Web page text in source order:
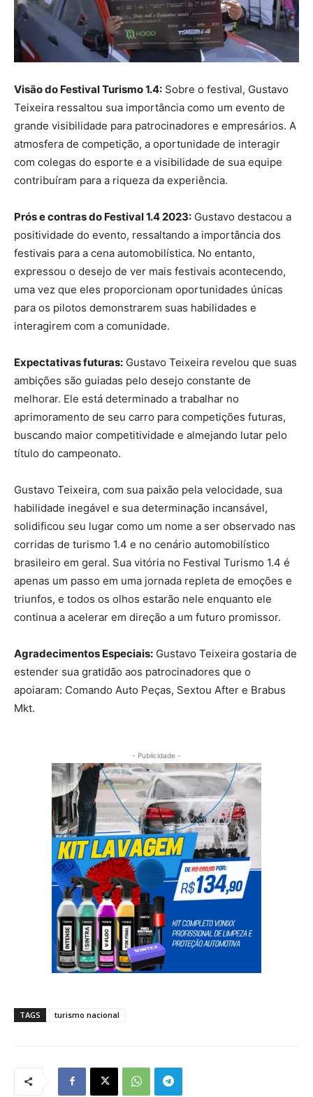
Visão do Festival Turismo 1.4: Sobre o festival, Gustavo
Teixeira ressaltou sua importância como um evento de
grande visibilidade para patrocinadores e empresários. A
atmosfera de competição, a oportunidade de interagir
com colegas do esporte e a visibilidade de sua equipe
contribuíram para a riqueza da experiência.
Prós e contras do Festival 1.4 2023: Gustavo destacou a
positividade do evento, ressaltando a importância dos
festivais para a cena automobilística. No entanto,
expressou o desejo de ver mais festivais acontecendo,
uma vez que eles proporcionam oportunidades únicas
para os pilotos demonstrarem suas habilidades e
interagirem com a comunidade.
Expectativas futuras: Gustavo Teixeira revelou que suas
ambições são guiadas pelo desejo constante de
melhorar. Ele está determinado a trabalhar no
aprimoramento de seu carro para competições futuras,
buscando maior competitividade e almejando lutar pelo
título do campeonato.
Gustavo Teixeira, com sua paixão pela velocidade, sua
habilidade inegável e sua determinação incansável,
solidificou seu lugar como um nome a ser observado nas
corridas de turismo 1.4 e no cenário automobilístico
brasileiro em geral. Sua vitória no Festival Turismo 1.4 é
apenas um passo em uma jornada repleta de emoções e
triunfos, e todos os olhos estarão nele enquanto ele
continua a acelerar em direção a um futuro promissor.
Agradecimentos Especiais: Gustavo Teixeira gostaria de
estender sua gratidão aos patrocinadores que o
apoiaram: Comando Auto Peças, Sextou After e Brabus
Mkt.
- Publicidade -
TAGS turismo nacional